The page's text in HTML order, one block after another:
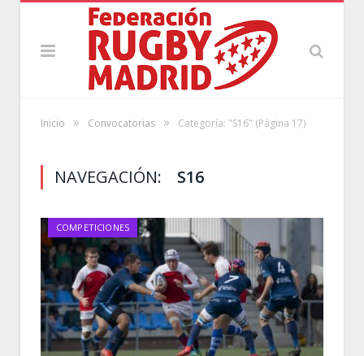
Inicio » Convocatorias » Categoría: "S16" (Página 17)
NAVEGACIÓN: S16
COMPETICIONES